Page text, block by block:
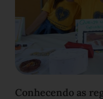
Conhecendo as